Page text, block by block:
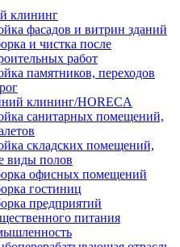
клининг
фасадов и витрин зданий
и чистка после
работ
памятников, переходов
клининг/HORECA
санитарных помещений,
складских помещений,
виды полов
офисных помещений
гостиниц
предприятий
питания